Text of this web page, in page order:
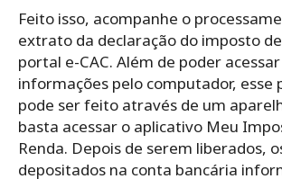
Feito isso, acompanhe o
extrato da declaração do imposto
portal e-CAC. Além de poder
informações pelo computador, esse
pode ser feito através de um
basta acessar o aplicativo Meu
Renda. Depois de serem liberados,
depositados na conta bancária